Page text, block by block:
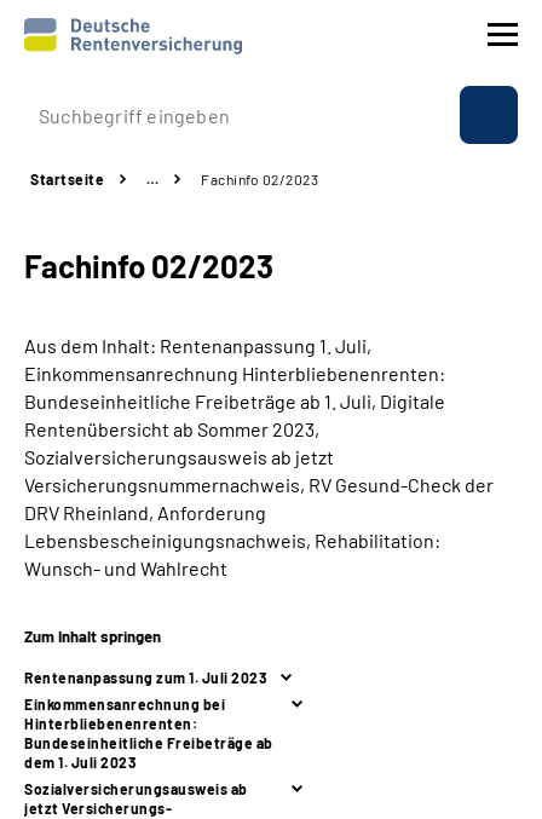
Prävention
Rente
Beratung & Kontakt
Experten
Über uns & Presse
Online-Services
Inhalte in Gebärdensprache (DGS)
Leichte Sprache
Startseite … Fachinfo 02/2023
Fachinfo 02/2023
Aus dem Inhalt: Rentenanpassung 1. Juli,
Einkommensanrechnung Hinterbliebenenrenten:
Bundeseinheitliche Freibeträge ab 1. Juli, Digitale
Rentenübersicht ab Sommer 2023,
Sozialversicherungsausweis ab jetzt
Versicherungsnummernachweis, RV Gesund-Check der
DRV Rheinland, Anforderung
Lebensbescheinigungsnachweis, Rehabilitation:
Wunsch- und Wahlrecht
Zum Inhalt springen
Rentenanpassung zum 1. Juli 2023
Einkommensanrechnung bei
Hinterbliebenenrenten:
Bundeseinheitliche Freibeträge ab
dem 1. Juli 2023
Sozialversicherungsausweis ab
jetzt Versicherungs-